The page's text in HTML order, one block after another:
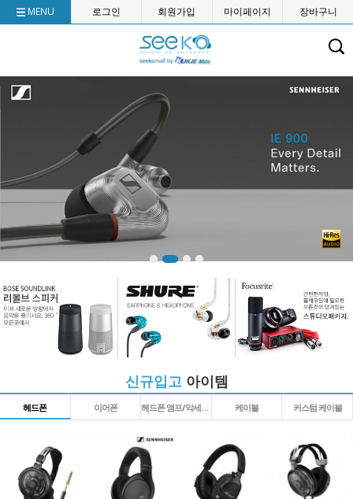
MENU 로그인 회원가입 마이페이지 장바구니
신규입고 아이템
헤드폰 이어폰 헤드폰 앰프/악세사리 케이블 커스텀 케이블